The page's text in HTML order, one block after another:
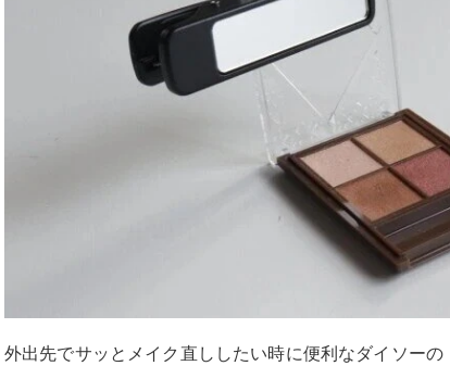
外出先でサッとメイク直ししたい時に便利なダイソーの